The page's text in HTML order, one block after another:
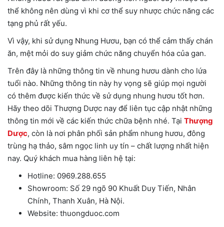
thể không nên dùng vì khi cơ thể suy nhược chức năng các
tạng phủ rất yếu.
Vì vậy, khi sử dụng Nhung Hươu, bạn có thể cảm thấy chán
ăn, mệt mỏi do suy giảm chức năng chuyển hóa của gan.
Trên đây là những thông tin về nhung hươu dành cho lứa
tuổi nào. Những thông tin này hy vọng sẽ giúp mọi người
có thêm được kiến thức về sử dụng nhung hươu tốt hơn.
Hãy theo dõi Thượng Dược nay để liên tục cập nhật những
thông tin mới về các kiến thức chữa bệnh nhé. Tại Thượng
Dược, còn là nơi phân phối sản phẩm nhung hươu, đông
trùng hạ thảo, sâm ngọc linh uy tín – chất lượng nhất hiện
nay. Quý khách mua hàng liên hệ tại:
Hotline: 0969.288.655
Showroom: Số 29 ngõ 90 Khuất Duy Tiến, Nhân
Chính, Thanh Xuân, Hà Nội.
Website: thuongduoc.com